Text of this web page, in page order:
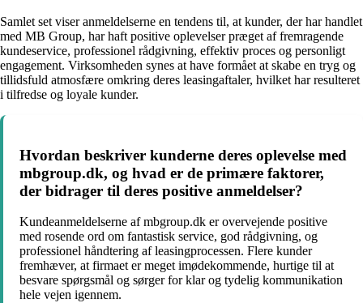
Samlet set viser anmeldelserne en tendens til, at kunder, der har handlet
med MB Group, har haft positive oplevelser præget af fremragende
kundeservice, professionel rådgivning, effektiv proces og personligt
engagement. Virksomheden synes at have formået at skabe en tryg og
tillidsfuld atmosfære omkring deres leasingaftaler, hvilket har resulteret
i tilfredse og loyale kunder.
Hvordan beskriver kunderne deres oplevelse med
mbgroup.dk, og hvad er de primære faktorer,
der bidrager til deres positive anmeldelser?
Kundeanmeldelserne af mbgroup.dk er overvejende positive
med rosende ord om fantastisk service, god rådgivning, og
professionel håndtering af leasingprocessen. Flere kunder
fremhæver, at firmaet er meget imødekommende, hurtige til at
besvare spørgsmål og sørger for klar og tydelig kommunikation
hele vejen igennem.